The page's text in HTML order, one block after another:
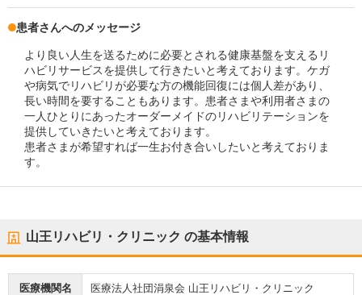
患者さんへのメッセージ
より良い人生を送るために必要とされる健康基盤を支えるリ
ハビリサービスを提供して行きたいと考えております。ケガ
や病気でリハビリが必要な方の機能回復には個人差があり、
長い時間を要することもあります。患者さまや利用者さまの
一人ひとりにあったオーダーメイドのリハビリテーションを
提供していきたいと考えております。
患者さまが希望すれば一生お付き合いしたいと考えておりま
す。
山王リハビリ・クリニック の基本情報
医療機関名 医療法人社団涓泉会 山王リハビリ・クリニック